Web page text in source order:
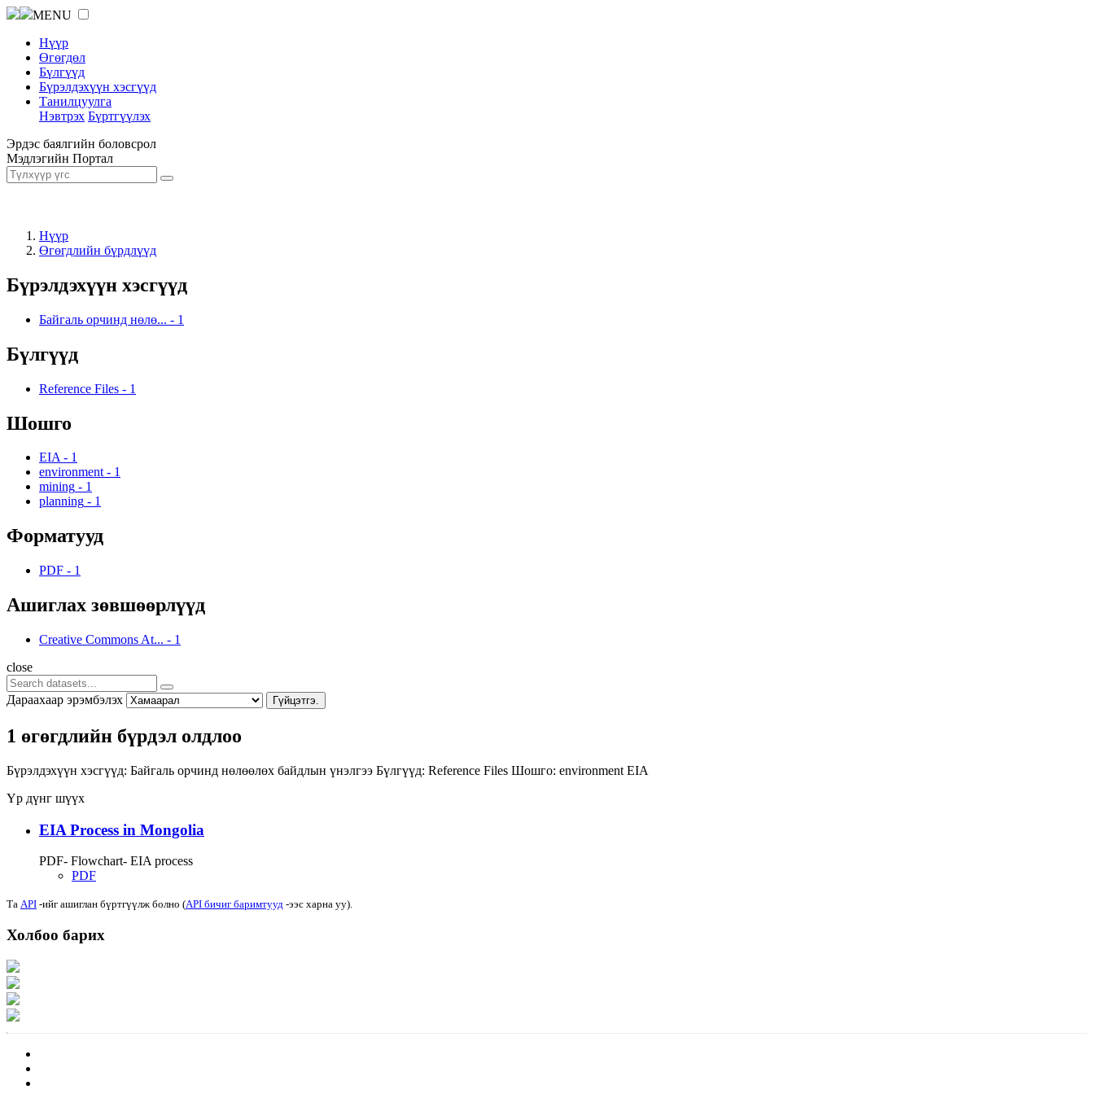
MENU
Нүүр
Өгөгдөл
Бүлгүүд
Бүрэлдэхүүн хэсгүүд
Танилцуулга
Нэвтрэх Бүртгүүлэх
Эрдэс баялгийн боловсрол
Мэдлэгийн Портал
Нүүр
Өгөгдлийн бүрдлүүд
Бүрэлдэхүүн хэсгүүд
Байгаль орчинд нөлө... - 1
Бүлгүүд
Reference Files - 1
Шошго
EIA - 1
environment - 1
mining - 1
planning - 1
Форматууд
PDF - 1
Ашиглах зөвшөөрлүүд
Creative Commons At... - 1
close
Дараахаар эрэмбэлэх Гүйцэтгэ.
1 өгөгдлийн бүрдэл олдлоо
Бүрэлдэхүүн хэсгүүд: Байгаль орчинд нөлөөлөх байдлын үнэлгээ Бүлгүүд: Reference Files Шошго: environment EIA
Үр дүнг шүүх
EIA Process in Mongolia
PDF- Flowchart- EIA process
PDF
Та API -ийг ашиглан бүртгүүлж болно (API бичиг баримтууд -ээс харна уу).
Холбоо барих